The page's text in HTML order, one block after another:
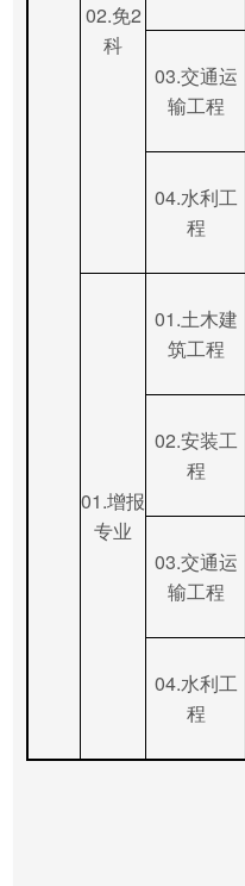
02.免2
科
03.交通运
输工程
04.水利工
程
01.增报
专业
01.土木建
筑工程
02.安装工
程
03.交通运
输工程
04.水利工
程